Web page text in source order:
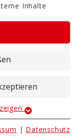
T-RUBBER-
zur
Inhalte
| Datenschutz